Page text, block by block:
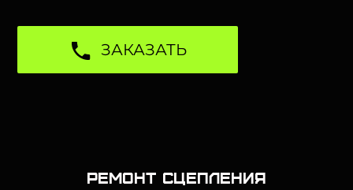
ЗАКАЗАТЬ
Ремонт сцепления